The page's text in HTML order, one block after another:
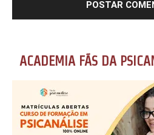
ACADEMIA FÃS DA